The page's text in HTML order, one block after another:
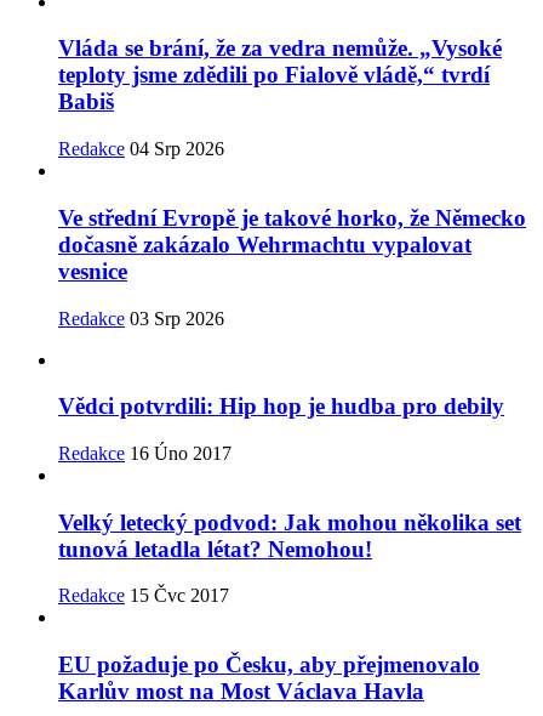
Vláda se brání, že za vedra nemůže. „Vysoké
teploty jsme zdědili po Fialově vládě,“ tvrdí
Babiš
Redakce 04 Srp 2026
Ve střední Evropě je takové horko, že Německo
dočasně zakázalo Wehrmachtu vypalovat
vesnice
Redakce 03 Srp 2026
Vědci potvrdili: Hip hop je hudba pro debily
Redakce 16 Úno 2017
Velký letecký podvod: Jak mohou několika set
tunová letadla létat? Nemohou!
Redakce 15 Čvc 2017
EU požaduje po Česku, aby přejmenovalo
Karlův most na Most Václava Havla